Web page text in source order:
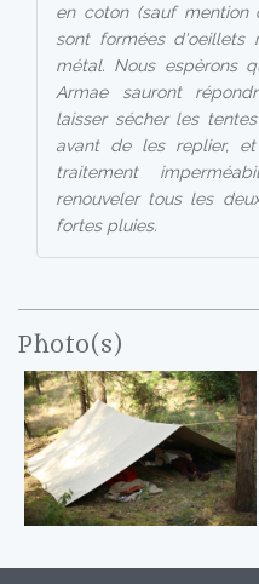
en coton (sauf mention
sont formées d'oeillets
métal. Nous espèrons
Armae sauront
laisser sécher les
avant de les replier,
traitement
renouveler tous les
fortes pluies.
Photo(s)